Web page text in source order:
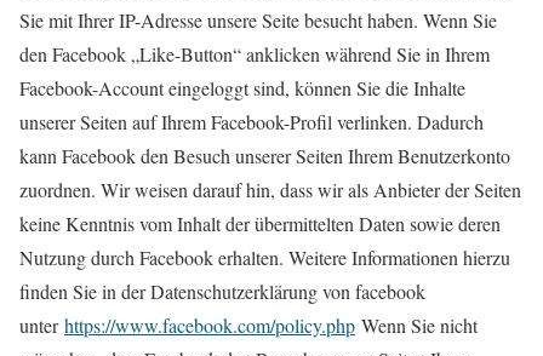
Sie mit Ihrer IP-Adresse unsere Seite besucht haben. Wenn Sie
den Facebook „Like-Button“ anklicken während Sie in Ihrem
Facebook-Account eingeloggt sind, können Sie die Inhalte
unserer Seiten auf Ihrem Facebook-Profil verlinken. Dadurch
kann Facebook den Besuch unserer Seiten Ihrem Benutzerkonto
zuordnen. Wir weisen darauf hin, dass wir als Anbieter der Seiten
keine Kenntnis vom Inhalt der übermittelten Daten sowie deren
Nutzung durch Facebook erhalten. Weitere Informationen hierzu
finden Sie in der Datenschutzerklärung von facebook
unterhttps://www.facebook.com/policy.php Wenn Sie nicht